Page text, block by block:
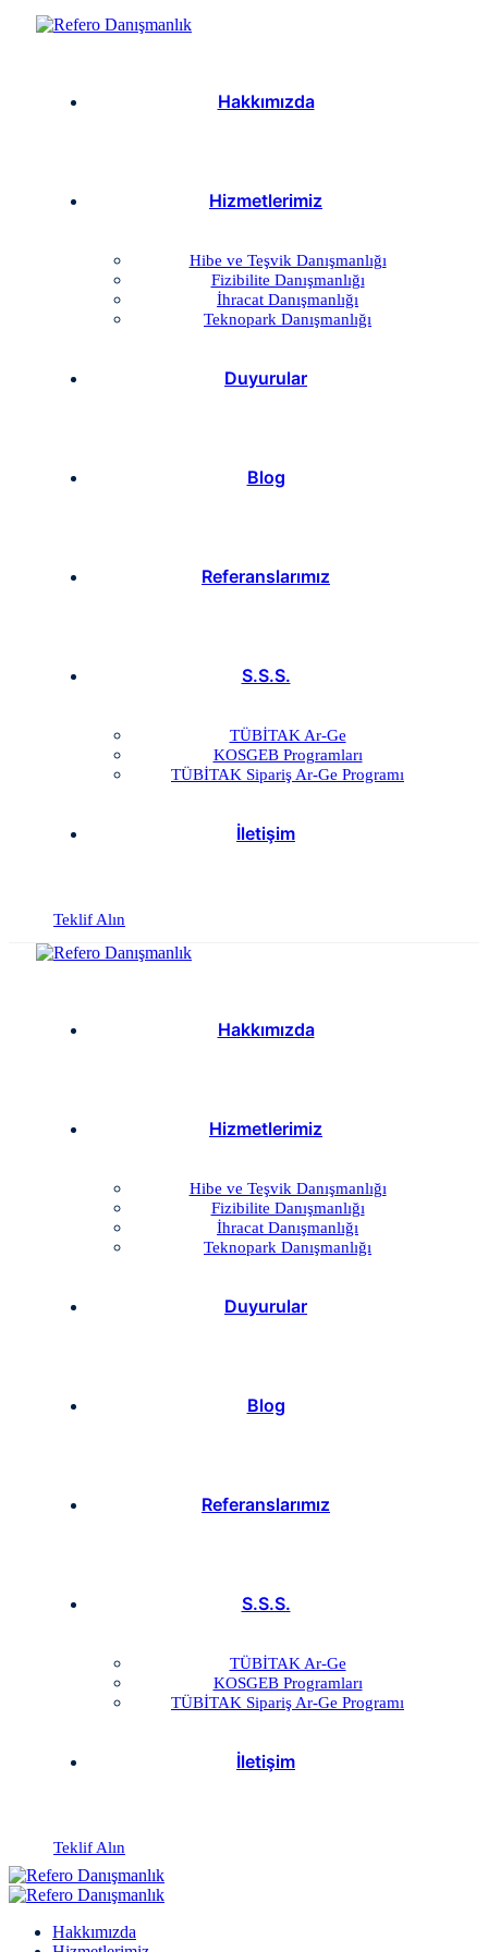
Hakkımızda
Hizmetlerimiz
Hibe ve Teşvik Danışmanlığı
Fizibilite Danışmanlığı
İhracat Danışmanlığı
Teknopark Danışmanlığı
Duyurular
Blog
Referanslarımız
S.S.S.
TÜBİTAK Ar-Ge
KOSGEB Programları
TÜBİTAK Sipariş Ar-Ge Programı
İletişim
Teklif Alın
Hakkımızda
Hizmetlerimiz
Hibe ve Teşvik Danışmanlığı
Fizibilite Danışmanlığı
İhracat Danışmanlığı
Teknopark Danışmanlığı
Duyurular
Blog
Referanslarımız
S.S.S.
TÜBİTAK Ar-Ge
KOSGEB Programları
TÜBİTAK Sipariş Ar-Ge Programı
İletişim
Teklif Alın
Hakkımızda